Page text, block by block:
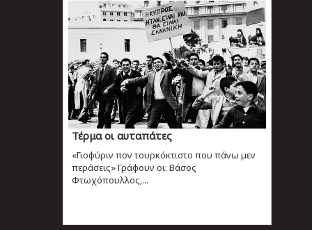
Τέρμα οι αυταπάτες
«Γιοφύριν πον τουρκόκτιστο που πάνω μεν
περάσεις» Γράφουν οι: Βάσος
Φτωχόπουλλος,...